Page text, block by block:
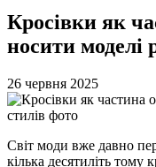
Кросівки як
носити моделі
26 червня 2025
Світ моди вже давно
кілька десятиліть